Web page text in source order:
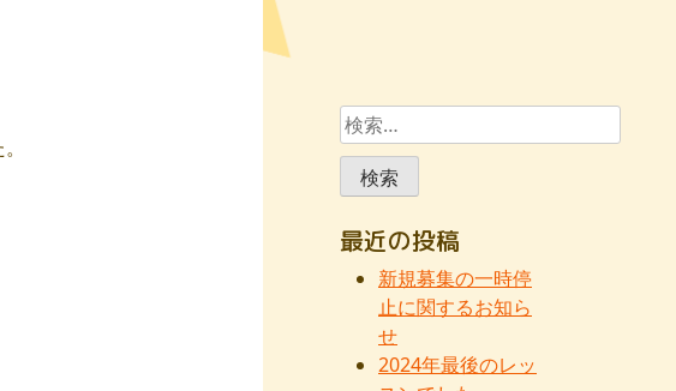
検
索:
最近の投稿
新規募集の一時停
止に関するお知ら
せ
2024年最後のレッ